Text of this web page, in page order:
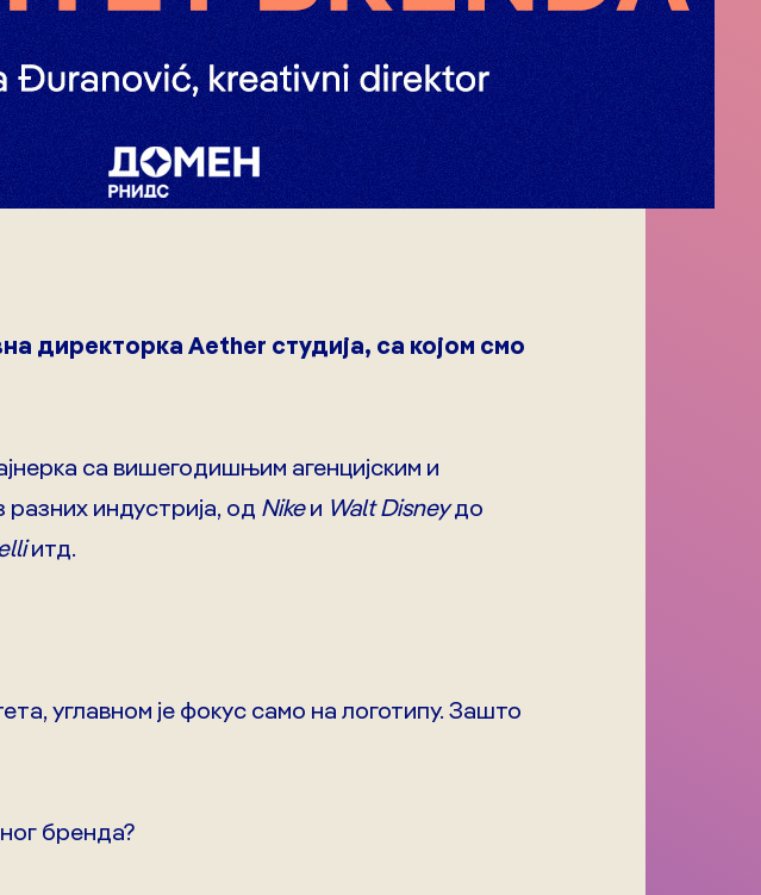
директорка Aether студија, са којом смо
са вишегодишњим агенцијским и
разних индустрија, од Nikeи Walt Disneyдо
итд.
углавном је фокус само на логотипу. Зашто
бренда?